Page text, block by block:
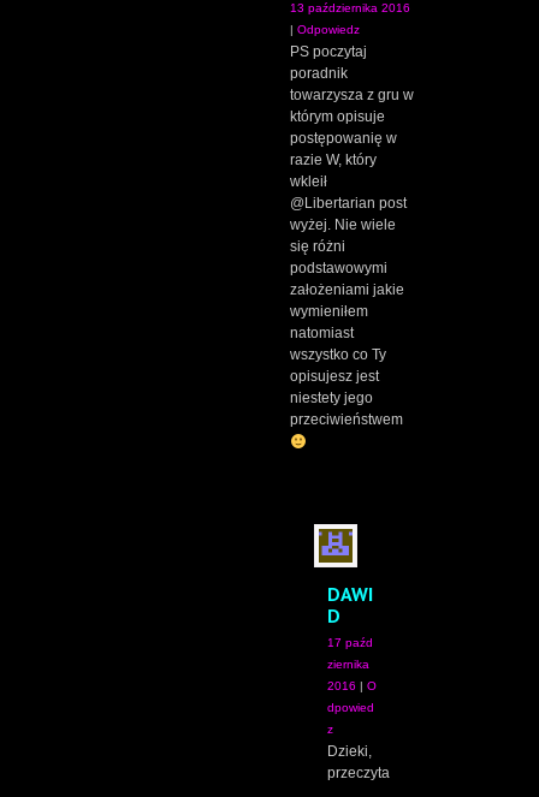
13 października 2016
Odpowiedz
PS poczytaj
poradnik
towarzysza z gru w
którym opisuje
postępowanię w
razie W, który
wkleił
@Libertarian post
wyżej. Nie wiele
się różni
podstawowymi
założeniami jakie
wymieniłem
natomiast
wszystko co Ty
opisujesz jest
niestety jego
przeciwieństwem
DAWI
D
17 paźd
ziernika
2016
O
dpowied
z
Dzieki,
przeczytam.